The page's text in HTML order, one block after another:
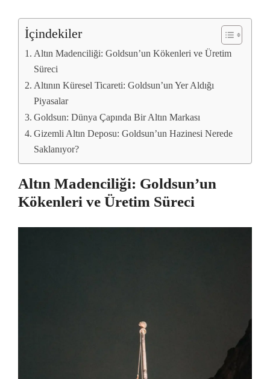
İçindekiler
Altın Madenciliği: Goldsun’un Kökenleri ve Üretim
Süreci
Altının Küresel Ticareti: Goldsun’un Yer Aldığı
Piyasalar
Goldsun: Dünya Çapında Bir Altın Markası
Gizemli Altın Deposu: Goldsun’un Hazinesi Nerede
Saklanıyor?
Altın Madenciliği: Goldsun’un
Kökenleri ve Üretim Süreci